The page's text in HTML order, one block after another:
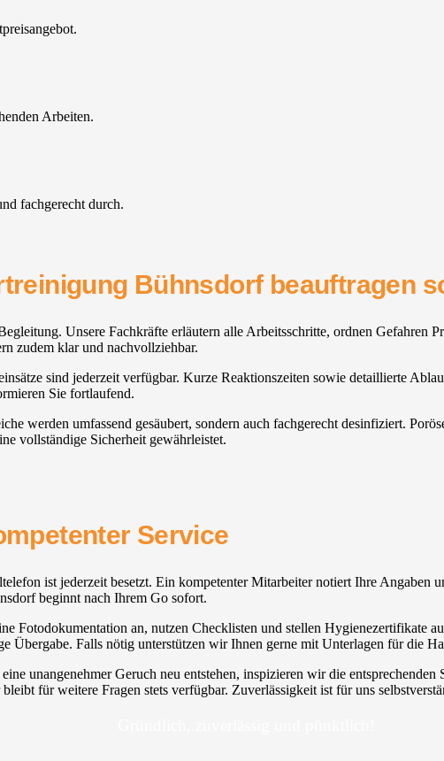
Arbeiten.
fachgerecht durch.
Bühnsdorf beauftragen
Unsere Fachkräfte erläutern alle Arbeitsschritte, ordnen Gefahren
zudem klar und nachvollziehbar.
sind jederzeit verfügbar. Kurze Reaktionszeiten sowie detaillierte
Sie fortlaufend.
werden umfassend gesäubert, sondern auch fachgerecht desinfiziert.
vollständige Sicherheit gewährleistet.
Service
ist jederzeit besetzt. Ein kompetenter Mitarbeiter notiert Ihre
beginnt nach Ihrem Go sofort.
Fotodokumentation an, nutzen Checklisten und stellen Hygienezertifikate
Übergabe. Falls nötig unterstützen wir Ihnen gerne mit Unterlagen für die
unangenehmer Geruch neu entstehen, inspizieren wir die
für weitere Fragen stets verfügbar. Zuverlässigkeit ist für uns